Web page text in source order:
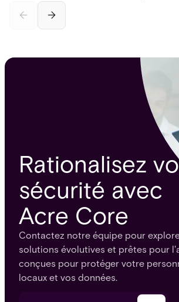
défis uniques des environnements
dynamiques, la conformité
futures qui façonnent la sécurité dans
Rationalisez
sécurité avec
Acre Core
Contactez notre équipe pour
solutions évolutives et prêtes pour
conçues pour protéger votre
locaux et vos données.